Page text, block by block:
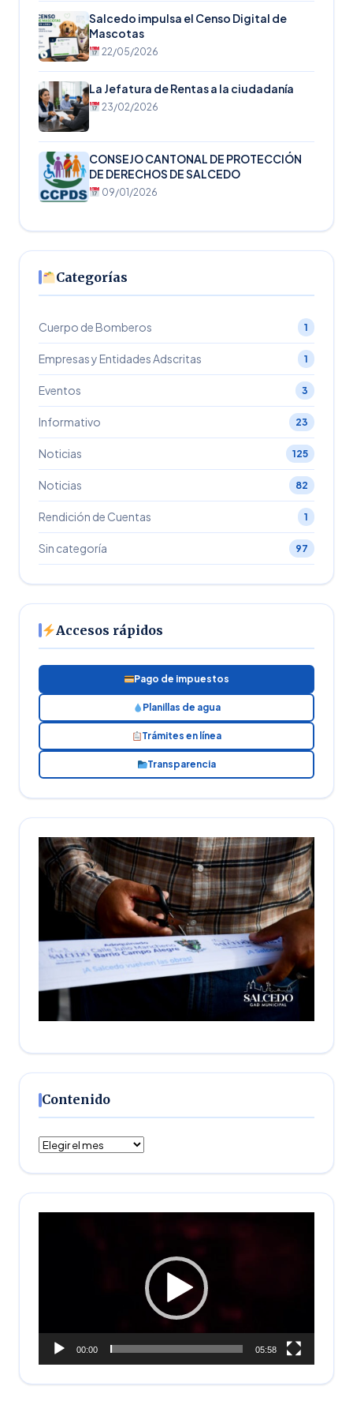
Salcedo impulsa el Censo Digital de
Mascotas
22/05/2026
La Jefatura de Rentas a la ciudadanía
23/02/2026
CONSEJO CANTONAL DE PROTECCIÓN
DE DERECHOS DE SALCEDO
09/01/2026
Categorías
Cuerpo de Bomberos 1
Empresas y Entidades Adscritas 1
Eventos 3
Informativo 23
Noticias 125
Noticias 82
Rendición de Cuentas 1
Sin categoría 97
Accesos rápidos
Pago de impuestos
Planillas de agua
Trámites en línea
Transparencia
Contenido
Contenido
00:00 05:58